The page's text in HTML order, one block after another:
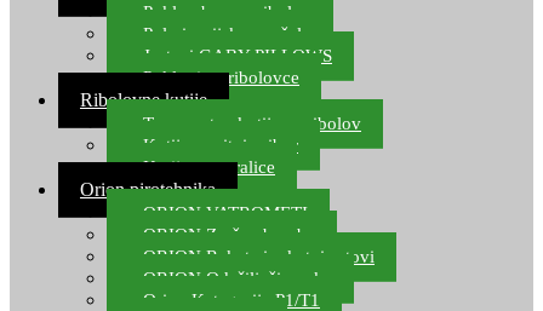
Poklon bon za ribolov
Polarizacijske naočale
Jastuci GABY PILLOWS
Pokloni za ribolovce
Ribolovne kutije
Transportne kutije za ribolov
Kutije za sitni pribor
Kutije za varalice
Orion pirotehnika
ORION VATROMETI
ORION Zračne bombe
ORION Rakete i raketni setovi
ORION Odašiljači zvuka
Orion Kategorija P1/T1